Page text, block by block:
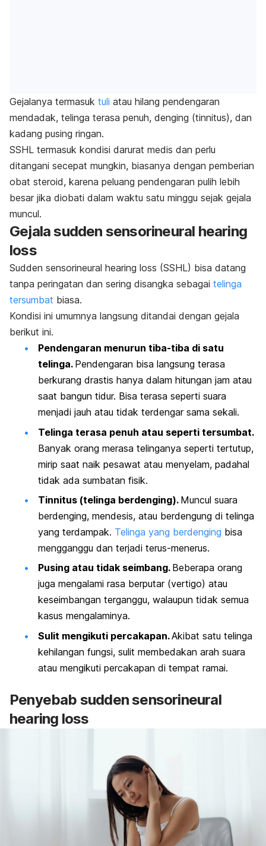
Gejalanya termasuk tuli atau hilang pendengaran
mendadak, telinga terasa penuh, denging (tinnitus), dan
kadang pusing ringan.
SSHL termasuk kondisi darurat medis dan perlu
ditangani secepat mungkin, biasanya dengan pemberian
obat steroid, karena peluang pendengaran pulih lebih
besar jika diobati dalam waktu satu minggu sejak gejala
muncul.
Gejalasudden sensorineural hearing
loss
Sudden sensorineural hearing loss (SSHL) bisa datang
tanpa peringatan dan sering disangka sebagai telinga
tersumbat biasa.
Kondisi ini umumnya langsung ditandai dengan gejala
berikut ini.
Pendengaran menurun tiba-tiba di satu
telinga. Pendengaran bisa langsung terasa
berkurang drastis hanya dalam hitungan jam atau
saat bangun tidur. Bisa terasa seperti suara
menjadi jauh atau tidak terdengar sama sekali.
Telinga terasa penuh atau seperti tersumbat.
Banyak orang merasa telinganya seperti tertutup,
mirip saat naik pesawat atau menyelam, padahal
tidak ada sumbatan fisik.
Tinnitus (telinga berdenging). Muncul suara
berdenging, mendesis, atau berdengung di telinga
yang terdampak. Telinga yang berdenging bisa
mengganggu dan terjadi terus-menerus.
Pusing atau tidak seimbang. Beberapa orang
juga mengalami rasa berputar (vertigo) atau
keseimbangan terganggu, walaupun tidak semua
kasus mengalaminya.
Sulit mengikuti percakapan.Akibat satu telinga
kehilangan fungsi, sulit membedakan arah suara
atau mengikuti percakapan di tempat ramai.
Penyebab sudden sensorineural
hearing loss